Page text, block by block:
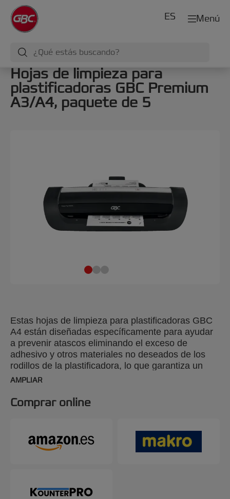
Menú
ES
Hojas de limpieza para
plastificadoras GBC Premium
A3/A4, paquete de 5
Estas hojas de limpieza para plastificadoras GBC
A4 están diseñadas específicamente para ayudar
a prevenir atascos eliminando el exceso de
adhesivo y otros materiales no deseados de los
rodillos de la plastificadora, lo que garantiza un
rendimiento óptimo. Ideales para oficinas
frecuentes de plastificación, estas hojas
plastificadoras se recomiendan para su uso
mayor volumen. Compatibles con todas las
plastificadoras A4 y A3, el uso regular de estas
AMPLIAR
Comprar online